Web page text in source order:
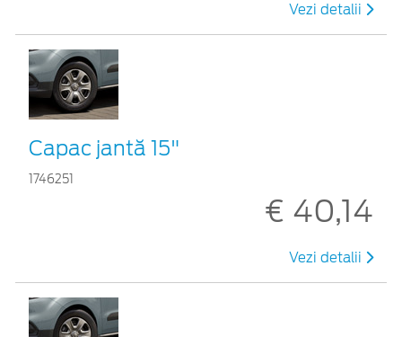
Vezi detalii
Capac jantă 15"
1746251
€ 40,14
Vezi detalii